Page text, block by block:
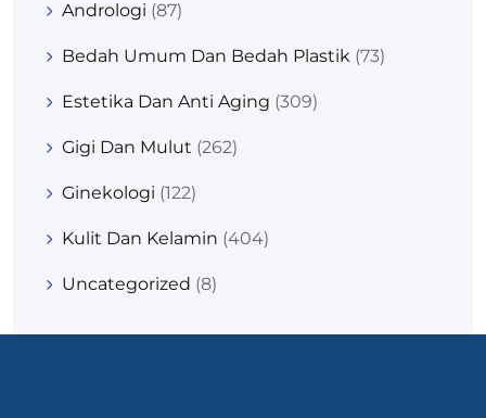
Andrologi (87)
Bedah Umum Dan Bedah Plastik (73)
Estetika Dan Anti Aging (309)
Gigi Dan Mulut (262)
Ginekologi (122)
Kulit Dan Kelamin (404)
Uncategorized (8)